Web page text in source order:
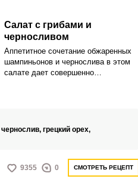
Салат с грибами и
черносливом
Аппетитное сочетание обжаренных
шампиньонов и чернослива в этом
салате дает совершенно
чернослив, грецкий орех,
9355 0 СМОТРЕТЬ РЕЦЕПТ